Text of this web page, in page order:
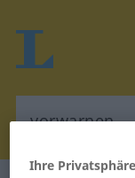
Ihre